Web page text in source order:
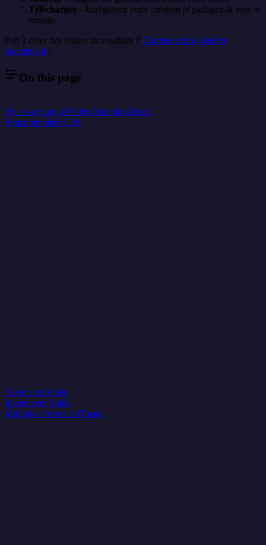
Télécharger - Enregistrez votre création et partagez-la avec le
monde
Prêt à créer des vidéos incroyables ? Commencez à générer
maintenant !
On this page
Qu'est-ce que AIVideoGenerator.Best ?
Fonctionnalités Clés
Texte vers Vidéo
Image vers Vidéo
Multiples Formats d'Image